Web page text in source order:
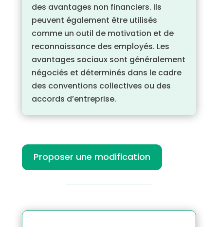
des avantages non financiers. Ils
peuvent également être utilisés
comme un outil de motivation et de
reconnaissance des employés. Les
avantages sociaux sont généralement
négociés et déterminés dans le cadre
des conventions collectives ou des
accords d’entreprise.
Proposer une modification